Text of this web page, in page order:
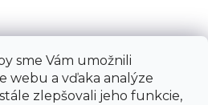
sme Vám umožnili
webu a vďaka analýze
zlepšovali jeho funkcie,